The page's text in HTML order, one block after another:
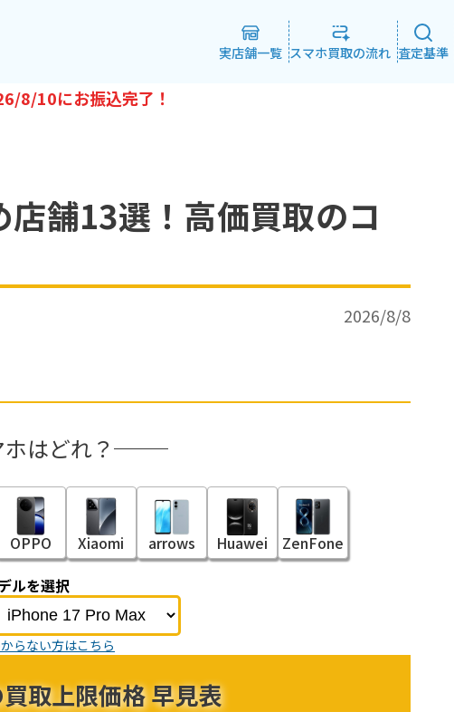
実店舗一覧 スマホ買取の流れ 査定基準
8/10にお振込完了！
舗13選！高価買取のコ
2026/8/8
はどれ？
OPPO Xiaomi arrows Huawei
ZenFone
ルを選択
らない方はこちら
取上限価格 早見表